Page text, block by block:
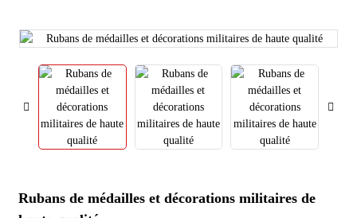
Rubans de médailles et décorations militaires de